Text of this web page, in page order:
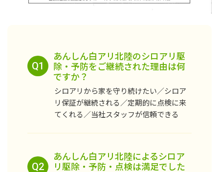
Q1
あんしん白アリ北陸のシロアリ駆
除・予防をご継続された理由は何
ですか？
シロアリから家を守り続けたい／シロア
リ保証が継続される／定期的に点検に来
てくれる／当社スタッフが信頼できる
Q2
あんしん白アリ北陸によるシロア
リ駆除・予防・点検は満足でした